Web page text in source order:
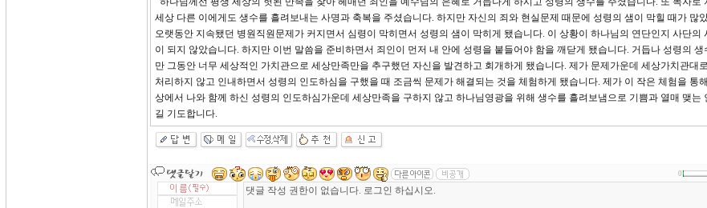
세상 다른 이에게도 생수를 흘려보내는 사명과 축복을 주셨습니다. 하지만 자신의 죄와 현실문제 때문에 성령의 샘이 막힐 때가 많
오랫동안 지속됐던 병원직원문제가 커지면서 심령이 막히면서 성령의 샘이 막히게 됐습니다. 이 상황이 하나님의 연단인지 사단의
이 되지 않았습니다. 하지만 이번 말씀을 준비하면서 죄인이 먼저 내 안에 성령을 붙들어야 함을 깨닫게 됐습니다. 거듭나 성령의 생
만 그동안 너무 세상적인 가치관으로 세상만족만을 추구했던 자신을 발견하고 회개하게 됐습니다. 제가 문제가운데 세상가치관대
처리하지 않고 인내하면서 성령의 인도하심을 구했을 때 조금씩 문제가 해결되는 것을 체험하게 됐습니다. 제가 이 작은 체험을 통
상에서 나와 함께 하신 성령의 인도하심가운데 세상만족을 구하지 않고 하나님영광을 위해 생수를 흘려보냄으로 기쁨과 열매 맺는
길 기도합니다.
0